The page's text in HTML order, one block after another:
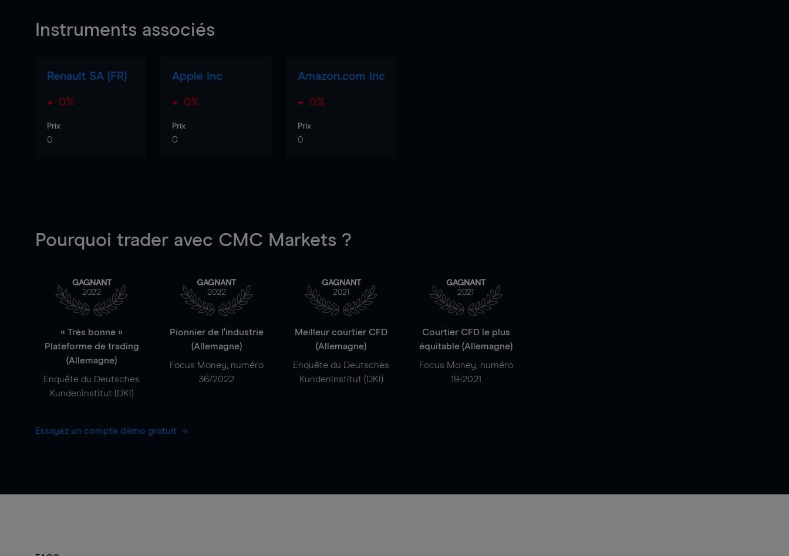
Instruments associés
Renault SA (FR)
0%
Prix
0
Apple Inc
0%
Prix
0
Amazon.com Inc
0%
Prix
0
Pourquoi trader avec CMC Markets ?
GAGNANT
2022
« Très bonne »
Plateforme de trading
(Allemagne)
Enquête du Deutsches
Kundeninstitut (DKI)
GAGNANT
2022
Pionnier de l'industrie
(Allemagne)
Focus Money, numéro
36/2022
GAGNANT
2021
Meilleur courtier CFD
(Allemagne)
Enquête du Deutsches
Kundeninstitut (DKI)
GAGNANT
2021
Courtier CFD le plus
équitable (Allemagne)
Focus Money, numéro
19-2021
Essayez un compte démo gratuit